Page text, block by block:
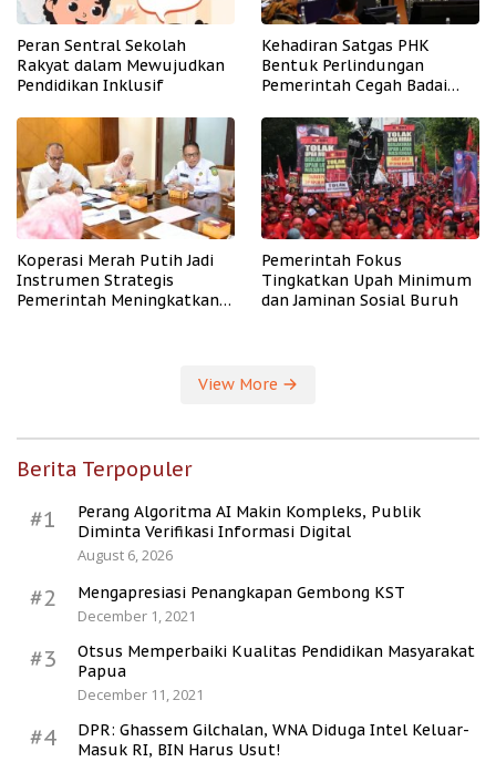
Peran Sentral Sekolah
Rakyat dalam Mewujudkan
Pendidikan Inklusif
Kehadiran Satgas PHK
Bentuk Perlindungan
Pemerintah Cegah Badai
Koperasi Merah Putih Jadi
Instrumen Strategis
Pemerintah Meningkatkan
Pemerintah Fokus
Tingkatkan Upah Minimum
dan Jaminan Sosial Buruh
View More
Berita Terpopuler
#1
Perang Algoritma AI Makin Kompleks, Publik
Diminta Verifikasi Informasi Digital
August 6, 2026
#2
Mengapresiasi Penangkapan Gembong KST
December 1, 2021
#3
Otsus Memperbaiki Kualitas Pendidikan Masyarakat
Papua
December 11, 2021
#4
DPR: Ghassem Gilchalan, WNA Diduga Intel Keluar-
Masuk RI, BIN Harus Usut!